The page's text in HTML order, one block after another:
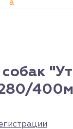
280/